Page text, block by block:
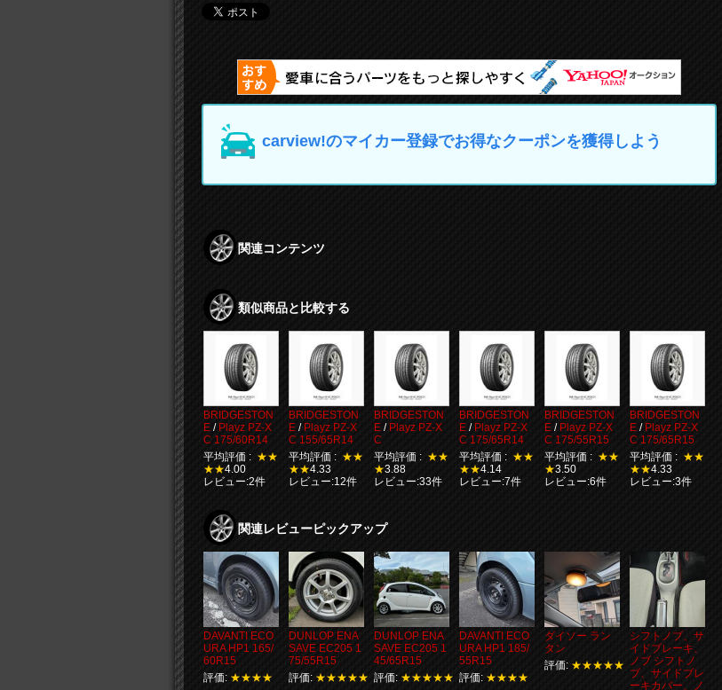
carview!のマイカー登録でお得なクーポンを獲得しよう
関連コンテンツ
類似商品と比較する
BRIDGESTON
E / Playz PZ-X
C 175/60R14
平均評価 : ★★
★★4.00
レビュー:2件
BRIDGESTON
E / Playz PZ-X
C 155/65R14
平均評価 : ★★
★★4.33
レビュー:12件
BRIDGESTON
E / Playz PZ-X
C
平均評価 : ★★
★3.88
レビュー:33件
BRIDGESTON
E / Playz PZ-X
C 175/65R14
平均評価 : ★★
★★4.14
レビュー:7件
BRIDGESTON
E / Playz PZ-X
C 175/55R15
平均評価 : ★★
★3.50
レビュー:6件
BRIDGESTON
E / Playz PZ-X
C 175/65R15
平均評価 : ★★
★★4.33
レビュー:3件
関連レビューピックアップ
DAVANTI ECO
URA HP1 165/
60R15
評価: ★★★★
DUNLOP ENA
SAVE EC205 1
75/55R15
評価: ★★★★★
DUNLOP ENA
SAVE EC205 1
45/65R15
評価: ★★★★★
DAVANTI ECO
URA HP1 185/
55R15
評価: ★★★★
ダイソー ラン
タン
評価: ★★★★★
シフトノブ、サ
イドブレーキ、
ノブ シフトノ
ブ、サイドブレ
ーキカバー、ノ